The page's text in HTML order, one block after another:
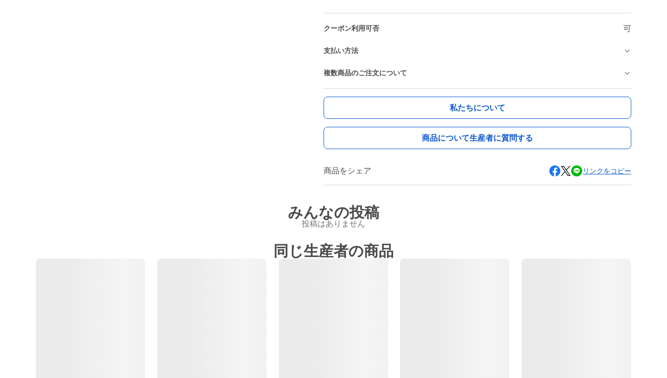
クーポン利用可否 可
支払い方法
複数商品のご注文について
私たちについて
商品について生産者に質問する
商品をシェア リンクをコピー
みんなの投稿
投稿はありません
同じ生産者の商品